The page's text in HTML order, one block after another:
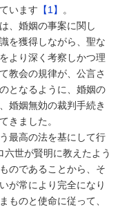
います 【1】 。
、婚姻の事案に関し
を獲得しながら、聖な
より深く考察しかつ理
教会の規律が、公言さ
となるように、婚姻の
婚姻無効の裁判手続き
きました。
最高の法を基にして行
六世が賢明に教えたよう
のであることから、そ
が常により完全になり
ものと使命に従って、